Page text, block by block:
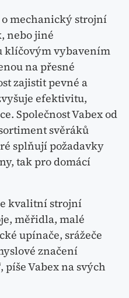
o mechanický strojní
nebo jiné
klíčovým vybavením
na přesné
zajistit pevné a
efektivitu,
Společnost Vabex od
svěráků
splňují požadavky
tak pro domácí
kvalitní strojní
měřidla, malé
upínače, srážeče
značení
Vabex na svých